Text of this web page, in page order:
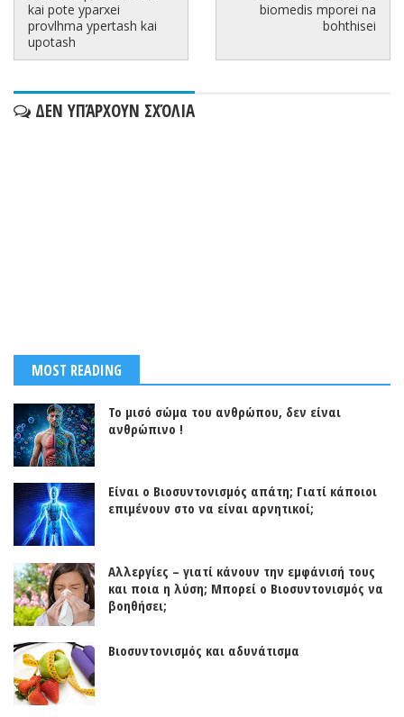
kai pote yparxei
provlhma ypertash kai
upotash
biomedis mporei na
bohthisei
ΔΕΝ ΥΠΆΡΧΟΥΝ ΣΧΌΛΙΑ
MOST READING
Το μισό σώμα του ανθρώπου, δεν είναι
ανθρώπινο !
Είναι ο Βιοσυντονισμός απάτη; Γιατί κάποιοι
επιμένουν στο να είναι αρνητικοί;
Αλλεργίες – γιατί κάνουν την εμφάνισή τους
και ποια η λύση; Μπορεί ο Βιοσυντονισμός να
βοηθήσει;
Βιοσυντονισμός και αδυνάτισμα